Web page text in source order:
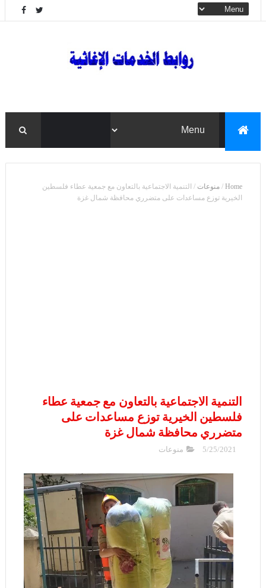
Home
/ منوعات / التنمية الاجتماعية بالتعاون مع جمعية عطاء فلسطين
الخيرية توزع مساعدات على متضرري محافظة شمال غزة
التنمية الاجتماعية بالتعاون مع جمعية عطاء
فلسطين الخيرية توزع مساعدات على
متضرري محافظة شمال غزة
5/25/2021 منوعات